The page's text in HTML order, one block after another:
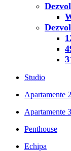
Studio
Apartamente
Apartamente
Penthouse
Echipa